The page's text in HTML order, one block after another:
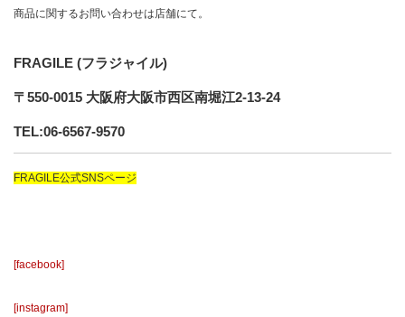
商品に関するお問い合わせは店舗にて。
FRAGILE (フラジャイル)
〒550-0015 大阪府大阪市西区南堀江2-13-24
TEL:06-6567-9570
FRAGILE公式SNSページ
[facebook]
[instagram]